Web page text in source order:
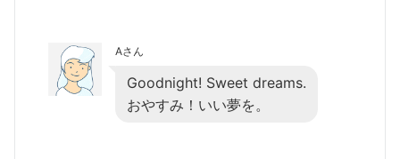
Aさん
Goodnight! Sweet dreams.
おやすみ！いい夢を。